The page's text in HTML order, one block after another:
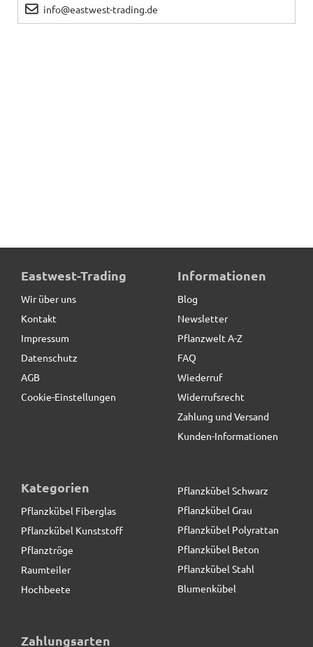
info@eastwest-trading.de
Eastwest-Trading
Wir über uns
Kontakt
Impressum
Datenschutz
AGB
Cookie-Einstellungen
Informationen
Blog
Newsletter
Pflanzwelt A-Z
FAQ
Wiederruf
Widerrufsrecht
Zahlung und Versand
Kunden-Informationen
Kategorien
Pflanzkübel Fiberglas
Pflanzkübel Kunststoff
Pflanztröge
Raumteiler
Hochbeete
Pflanzkübel Schwarz
Pflanzkübel Grau
Pflanzkübel Polyrattan
Pflanzkübel Beton
Pflanzkübel Stahl
Blumenkübel
Zahlungsarten